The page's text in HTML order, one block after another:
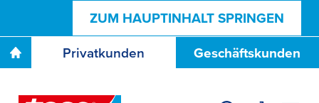
ZUM HAUPTINHALT SPRINGEN
Privatkunden Geschäftskunden